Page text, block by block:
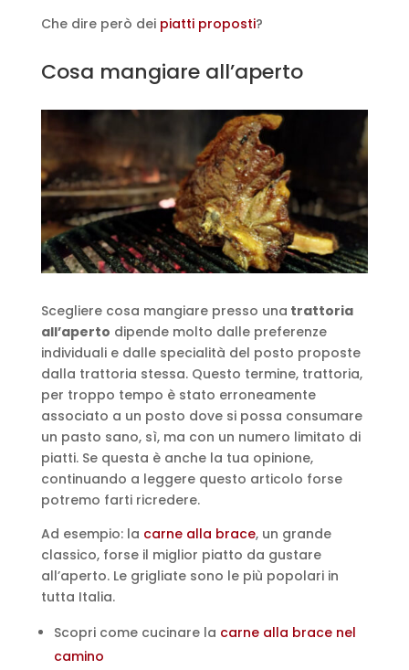
Che dire però dei piatti proposti?
Cosa mangiare all’aperto
Scegliere cosa mangiare presso una trattoria
all’aperto dipende molto dalle preferenze
individuali e dalle specialità del posto proposte
dalla trattoria stessa. Questo termine, trattoria,
per troppo tempo è stato erroneamente
associato a un posto dove si possa consumare
un pasto sano, sì, ma con un numero limitato di
piatti. Se questa è anche la tua opinione,
continuando a leggere questo articolo forse
potremo farti ricredere.
Ad esempio: la carne alla brace, un grande
classico, forse il miglior piatto da gustare
all’aperto. Le grigliate sono le più popolari in
tutta Italia.
Scopri come cucinare la carne alla brace nel
camino